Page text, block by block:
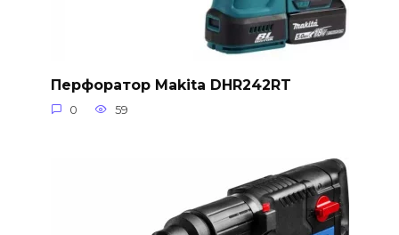
Перфоратор Makita DHR242RT
0 59